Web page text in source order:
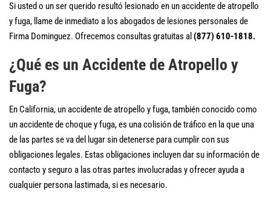
Si usted o un ser querido resultó lesionado en un accidente de atropello
y fuga, llame de inmediato a los abogados de lesiones personales de
Firma Dominguez. Ofrecemos consultas gratuitas al (877) 610-1818.
¿Qué es un Accidente de Atropello y
Fuga?
En California, un accidente de atropello y fuga, también conocido como
un accidente de choque y fuga, es una colisión de tráfico en la que una
de las partes se va del lugar sin detenerse para cumplir con sus
obligaciones legales. Estas obligaciones incluyen dar su información de
contacto y seguro a las otras partes involucradas y ofrecer ayuda a
cualquier persona lastimada, si es necesario.